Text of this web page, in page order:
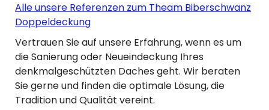
Alle unsere Referenzen zum Theam Biberschwanz
Doppeldeckung
Vertrauen Sie auf unsere Erfahrung, wenn es um
die Sanierung oder Neueindeckung Ihres
denkmalgeschützten Daches geht. Wir beraten
Sie gerne und finden die optimale Lösung, die
Tradition und Qualität vereint.